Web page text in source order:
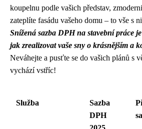
koupelnu podle vašich představ,
zateplíte fasádu vašeho domu – to vše s
Snížená sazba DPH na stavební práce
jak zrealizovat vaše sny o krásnějším a
Neváhejte a pusťte se do vašich plánů s
vychází vstříc!
Služba
Sazba
DPH